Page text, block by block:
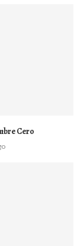
Cero